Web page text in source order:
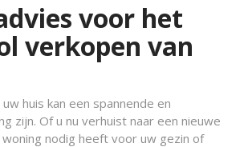
voor het
verkopen van
huis kan een spannende en
zijn. Of u nu verhuist naar een nieuwe
nodig heeft voor uw gezin of